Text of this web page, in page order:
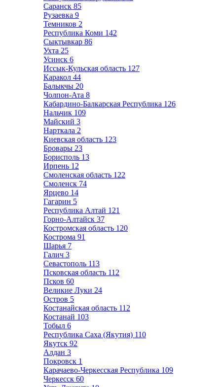
Саранск 85
Рузаевка 9
Темников 2
Республика Коми 142
Сыктывкар 86
Ухта 25
Усинск 6
Иссык-Кульская область 127
Каракол 44
Балыкчы 20
Чолпон-Ата 8
Кабардино-Балкарская Республика 126
Нальчик 109
Майский 3
Нарткала 2
Киевская область 123
Бровары 23
Борисполь 13
Ирпень 12
Смоленская область 122
Смоленск 74
Ярцево 14
Гагарин 5
Республика Алтай 121
Горно-Алтайск 37
Костромская область 120
Кострома 91
Шарья 7
Галич 3
Севастополь 113
Псковская область 112
Псков 60
Великие Луки 24
Остров 5
Костанайская область 112
Костанай 103
Тобыл 6
Республика Саха (Якутия) 110
Якутск 92
Алдан 3
Покровск 1
Карачаево-Черкесская Республика 109
Черкесск 60